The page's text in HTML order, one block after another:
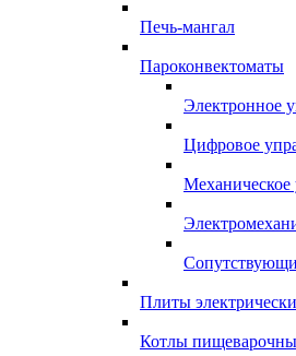
Печь-мангал
Пароконвектоматы
Электронное
Цифровое
Механическое
Плиты
Котлы